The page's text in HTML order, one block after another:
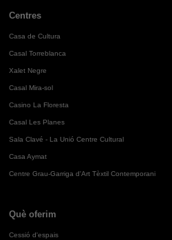
Centres
Casa de Cultura
Casal Torreblanca
Xalet Negre
Casal Mira-sol
Casino La Floresta
Casal Les Planes
Sala Clavé - La Unió Centre Cultural
Casa Aymat
Centre Grau-Garriga d'Art Tèxtil Contemporani
Què oferim
Cessió d'espais